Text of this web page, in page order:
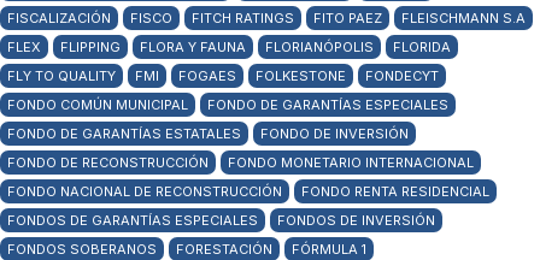
FISCALIZACIÓN
FISCO FITCH RATINGS FITO PAEZ
FLEISCHMANN S.A
FLEX
FLIPPING FLORA Y FAUNA FLORIANÓPOLIS
FLORIDA
FLY TO QUALITY
FMI FOGAES FOLKESTONE
FONDECYT
FONDO COMÚN MUNICIPAL
FONDO DE GARANTÍAS ESPECIALES
FONDO DE GARANTÍAS ESTATALES
FONDO DE INVERSIÓN
FONDO DE RECONSTRUCCIÓN
FONDO MONETARIO INTERNACIONAL
FONDO NACIONAL DE RECONSTRUCCIÓN
FONDO RENTA RESIDENCIAL
FONDOS DE GARANTÍAS ESPECIALES
FONDOS DE INVERSIÓN
FONDOS SOBERANOS
FORESTACIÓN
FÓRMULA 1